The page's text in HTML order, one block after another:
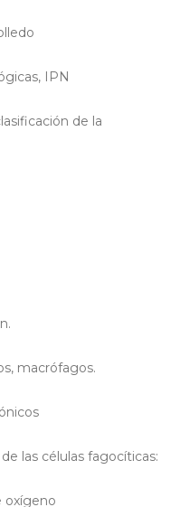
IPN
de la
macrófagos.
las células fagocíticas:
oxígeno